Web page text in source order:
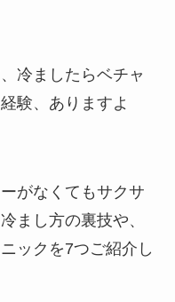
冷ましたらベチャ
験、ありますよ
がなくてもサクサ
まし方の裏技や、
ックを7つご紹介し